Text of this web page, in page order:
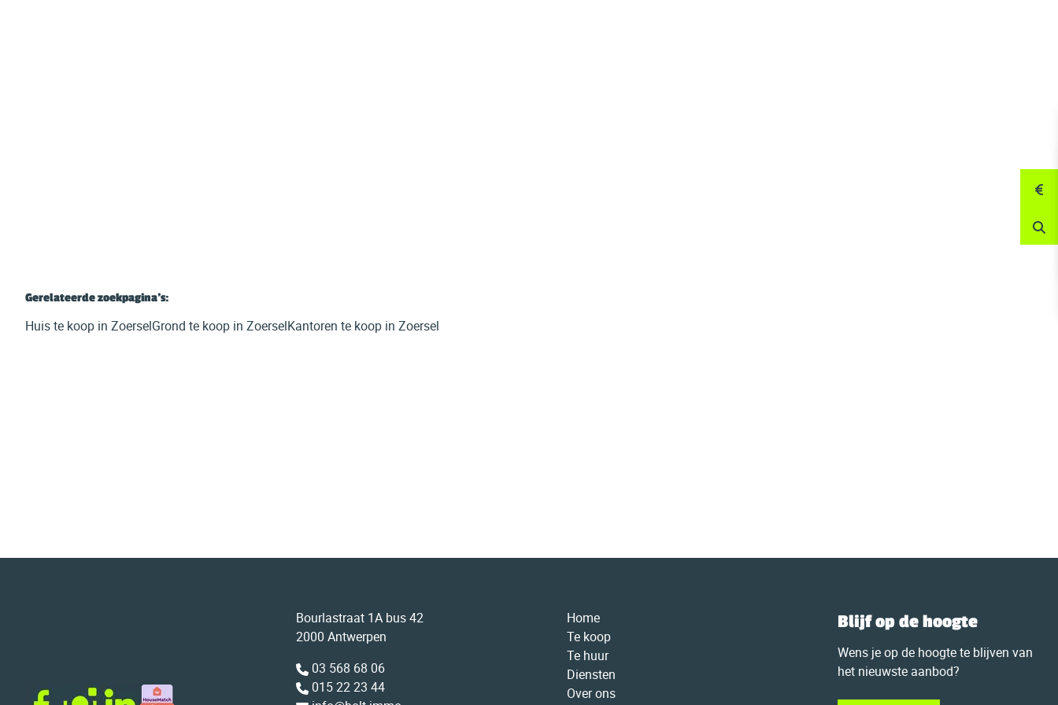
Gerelateerde zoekpagina's:
Huis te koop in ZoerselGrond te koop in ZoerselKantoren te koop in Zoersel
Bourlastraat 1A bus 42
2000 Antwerpen
03 568 68 06
015 22 23 44
Home
Te koop
Te huur
Diensten
Over ons
Blijf op de hoogte
Wens je op de hoogte te blijven van
het nieuwste aanbod?